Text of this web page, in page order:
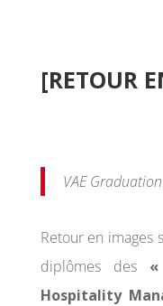
[RETOUR
VAE
Retour en images
diplômes des
Hospitality